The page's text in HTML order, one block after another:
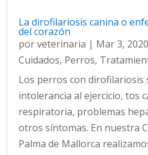
La dirofilariosis canina o
del corazón
porveterinaria | Mar 3, 2020
Cuidados, Perros,
Los perros con dirofilariosis
intolerancia al ejercicio, tos
respiratoria, problemas
otros síntomas. En nuestra
Palma de Mallorca